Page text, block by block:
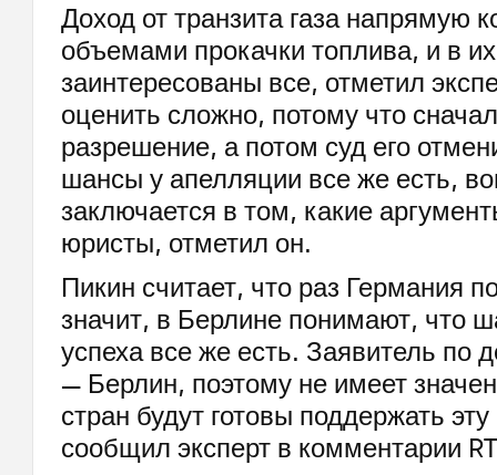
Доход от транзита газа напрямую
объемами прокачки топлива, и в
заинтересованы все, отметил
оценить сложно, потому что
разрешение, а потом суд его
шансы у апелляции все же есть,
заключается в том, какие
юристы, отметил он.
Пикин считает, что раз Германия
значит, в Берлине понимают, что
успеха все же есть. Заявитель по
— Берлин, поэтому не имеет
стран будут готовы поддержать
сообщил эксперт в комментарии